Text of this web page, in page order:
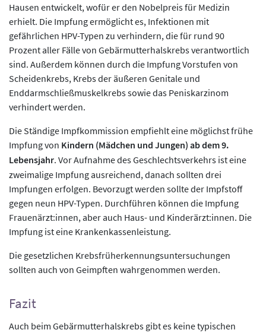
Hausen entwickelt, wofür er den Nobelpreis für Medizin
erhielt. Die Impfung ermöglicht es, Infektionen mit
gefährlichen HPV-Typen zu verhindern, die für rund 90
Prozent aller Fälle von Gebärmutterhalskrebs verantwortlich
sind. Außerdem können durch die Impfung Vorstufen von
Scheidenkrebs, Krebs der äußeren Genitale und
Enddarmschließmuskelkrebs sowie das Peniskarzinom
verhindert werden.
Die Ständige Impfkommission empfiehlt eine möglichst frühe
Impfung von Kindern (Mädchen und Jungen) ab dem 9.
Lebensjahr. Vor Aufnahme des Geschlechtsverkehrs ist eine
zweimalige Impfung ausreichend, danach sollten drei
Impfungen erfolgen. Bevorzugt werden sollte der Impfstoff
gegen neun HPV-Typen. Durchführen können die Impfung
Frauenärzt:innen, aber auch Haus- und Kinderärzt:innen. Die
Impfung ist eine Krankenkassenleistung.
Die gesetzlichen Krebsfrüherkennungsuntersuchungen
sollten auch von Geimpften wahrgenommen werden.
Fazit
Auch beim Gebärmutterhalskrebs gibt es keine typischen